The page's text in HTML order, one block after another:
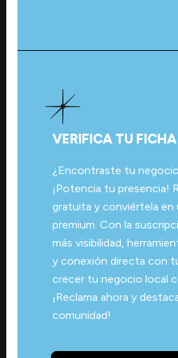
VERIFICA TU FICHA
¿Encontraste tu
¡Potencia tu presencia!
gratuita y conviértela en
premium. Con la
más visibilidad,
y conexión directa con
crecer tu negocio local
¡Reclama ahora y
comunidad!